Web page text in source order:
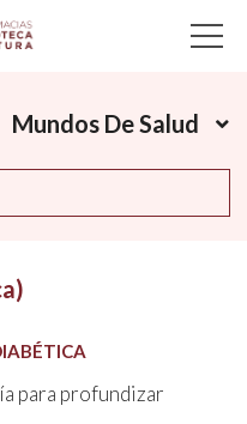
Mundos De Salud
para profundizar